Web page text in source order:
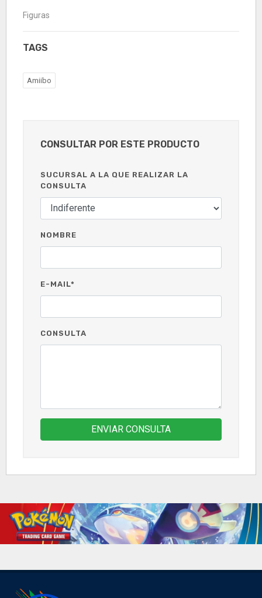
Figuras
TAGS
Amiibo
CONSULTAR POR ESTE PRODUCTO
SUCURSAL A LA QUE REALIZAR LA
CONSULTA
NOMBRE
E-MAIL*
CONSULTA
ENVIAR CONSULTA